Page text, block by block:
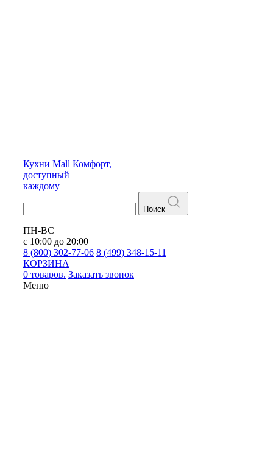
Кухни Mall Комфорт,
доступный
каждому
Поиск
ПН-ВС
с 10:00 до 20:00
8 (800) 302-77-06 8 (499) 348-15-11
КОРЗИНА
0 товаров. Заказать звонок
Меню